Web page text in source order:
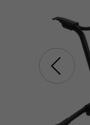
Nowości